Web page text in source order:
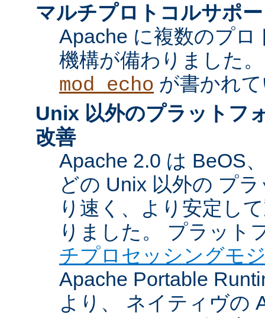
マルチプロトコルサポ
Apache に複数のプ
機構が備わりました
mod_echo が書かれ
Unix 以外のプラットフ
改善
Apache 2.0 は BeOS
どの Unix 以外の プ
り速く、より安定し
りました。 プラット
チプロセッシングモ
Apache Portable
より、 ネイティヴの